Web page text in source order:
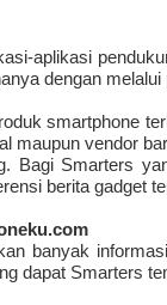
aplikasi
dengan
smartphone
maupun vendor
Bagi Smarters
berita gadget
banyak
dapat Smarters